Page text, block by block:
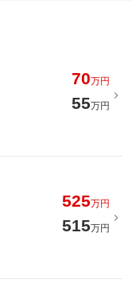
70万円
55万円
525万円
515万円